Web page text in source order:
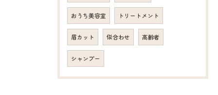
おうち美容室 トリートメント
眉カット 似合わせ 高齢者
シャンプー